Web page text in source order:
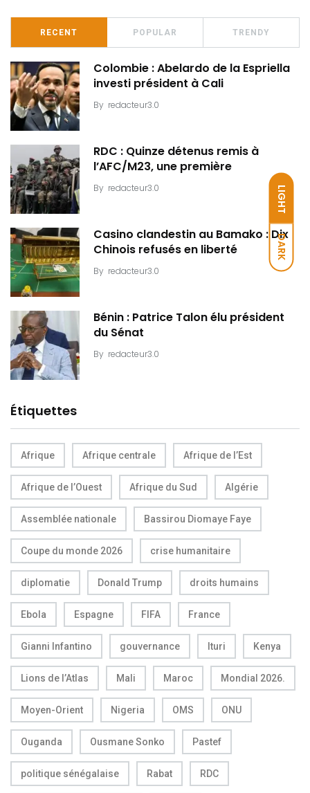
LIGHT
DARK
RECENT POPULAR TRENDY
Colombie : Abelardo de la Espriella
investi président à Cali
By redacteur3.0
RDC : Quinze détenus remis à
l’AFC/M23, une première
By redacteur3.0
Casino clandestin au Bamako : Dix
Chinois refusés en liberté
By redacteur3.0
Bénin : Patrice Talon élu président
du Sénat
By redacteur3.0
Étiquettes
Afrique Afrique centrale Afrique de l’Est
Afrique de l’Ouest Afrique du Sud Algérie
Assemblée nationale Bassirou Diomaye Faye
Coupe du monde 2026 crise humanitaire
diplomatie Donald Trump droits humains
Ebola Espagne FIFA France
Gianni Infantino gouvernance Ituri Kenya
Lions de l’Atlas Mali Maroc Mondial 2026.
Moyen-Orient Nigeria OMS ONU
Ouganda Ousmane Sonko Pastef
politique sénégalaise Rabat RDC